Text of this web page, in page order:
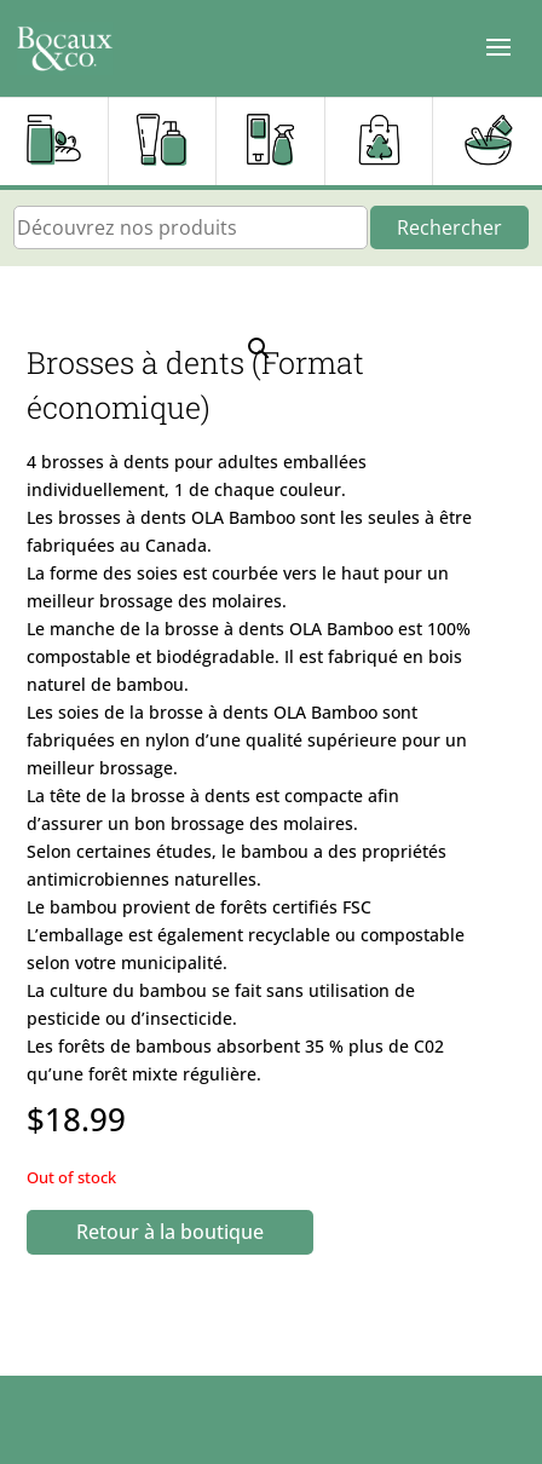
Rechercher
Brosses à dents (Format
économique)
4 brosses à dents pour adultes emballées
individuellement, 1 de chaque couleur.
Les brosses à dents OLA Bamboo sont les seules à être
fabriquées au Canada.
La forme des soies est courbée vers le haut pour un
meilleur brossage des molaires.
Le manche de la brosse à dents OLA Bamboo est 100%
compostable et biodégradable. Il est fabriqué en bois
naturel de bambou.
Les soies de la brosse à dents OLA Bamboo sont
fabriquées en nylon d’une qualité supérieure pour un
meilleur brossage.
La tête de la brosse à dents est compacte afin
d’assurer un bon brossage des molaires.
Selon certaines études, le bambou a des propriétés
antimicrobiennes naturelles.
Le bambou provient de forêts certifiés FSC
L’emballage est également recyclable ou compostable
selon votre municipalité.
La culture du bambou se fait sans utilisation de
pesticide ou d’insecticide.
Les forêts de bambous absorbent 35 % plus de C02
qu’une forêt mixte régulière.
$18.99
Out of stock
Retour à la boutique